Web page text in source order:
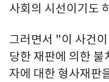
사회의 시선이기도
그러면서 "이 사건
당한 재판에 의한 불
자에 대한 형사재판